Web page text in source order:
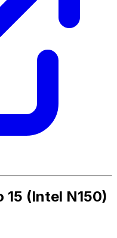
15 (Intel N150)